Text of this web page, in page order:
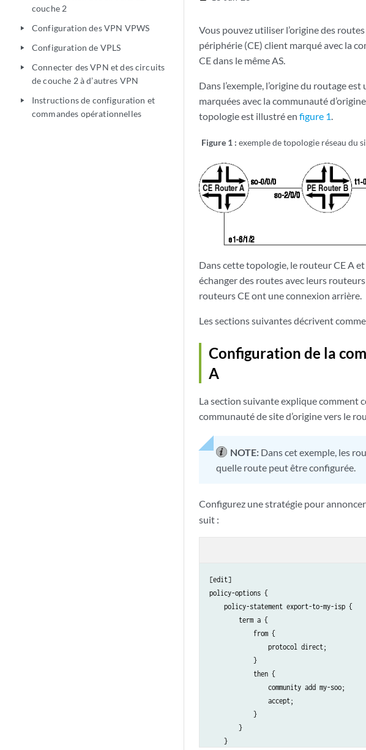
couche 2
play_arrow Configuration des VPN VPWS
play_arrow Configuration de VPLS
play_arrow
Connecter des VPN et des circuits
de couche 2 à d’autres VPN
play_arrow
Instructions de configuration et
commandes opérationnelles
Vous pouvez utiliser l’origine des
périphérie (CE) client marqué avec la
CE dans le même AS.
Dans l’exemple, l’origine du routage
marquées avec la communauté
topologie est illustré en figure 1.
Figure 1 : exemple de topologie réseau du
Dans cette topologie, le routeur CE A
échanger des routes avec leurs
routeurs CE ont une connexion arrière.
Les sections suivantes décrivent
Configuration de la
A
La section suivante explique comment
communauté de site d’origine vers le
NOTE: Dans cet exemple, les
quelle route peut être configurée.
Configurez une stratégie pour
suit :
[edit]
policy-options {
    policy-statement export-to-my-isp {
        term a {
            from {
                protocol direct;
            }
            then {
                community add my-soo;
                accept;
            }
        }
    }